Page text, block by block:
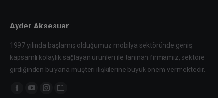
Ayder Aksesuar
1997 yılında başlamış olduğumuz mobilya sektöründe geniş
kapsamlı kolaylık sağlayan ürünleri ile tanınan firmamız, sektöre
girdiğinden bu yana müşteri ilişkilerine büyük önem vermektedir.
Find us on:
FacebookYouTube
Instagram
Website